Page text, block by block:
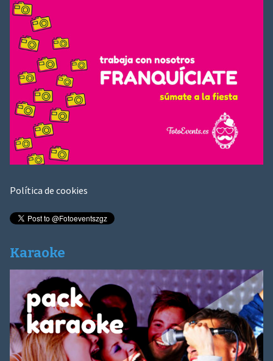
Política de cookies
Karaoke